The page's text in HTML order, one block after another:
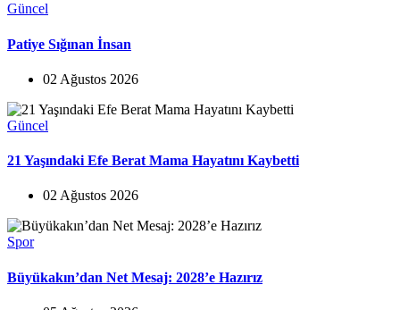
Güncel
Patiye Sığınan İnsan
02 Ağustos 2026
Güncel
21 Yaşındaki Efe Berat Mama Hayatını Kaybetti
02 Ağustos 2026
Spor
Büyükakın’dan Net Mesaj: 2028’e Hazırız